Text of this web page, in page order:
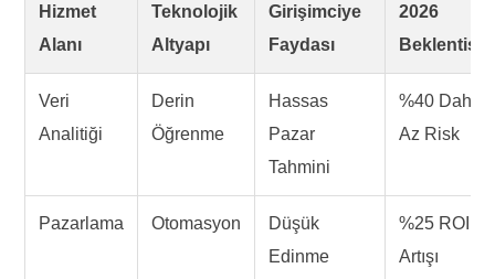
Hizmet
Alanı
Teknolojik
Altyapı
Girişimciye
Faydası
2026
Beklentisi
Veri
Analitiği
Derin
Öğrenme
Hassas
Pazar
Tahmini
%40 Daha
Az Risk
Pazarlama Otomasyon
Düşük
Edinme
%25 ROI
Artışı